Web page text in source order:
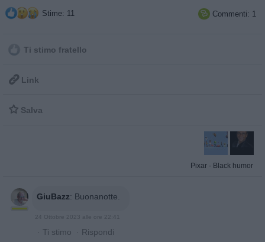
Stime: 11  Commenti: 1
Ti stimo fratello
 Link
 Salva
Pixar · Black humor
GiuBazz: Buonanotte.
· Ti stimo · Rispondi